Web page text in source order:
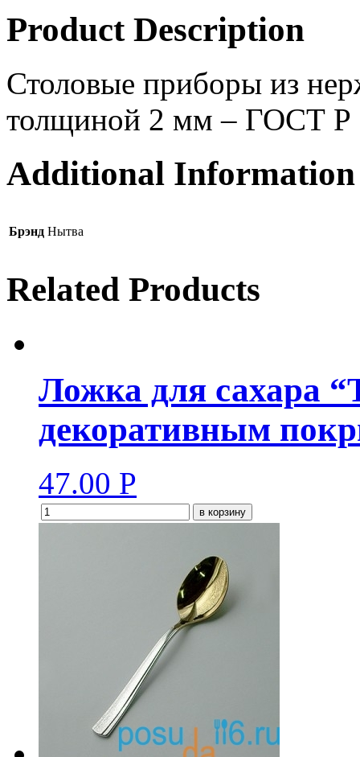
Product Description
Столовые приборы из
толщиной 2 мм – ГОСТ Р
Additional Information
Брэнд Нытва
Related Products
Ложка для сахара
декоративным
47.00 Р
в корзину